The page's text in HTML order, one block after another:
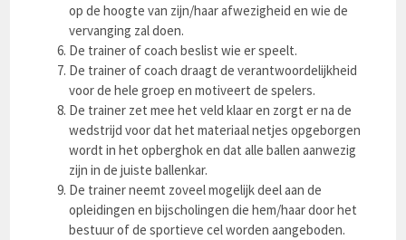
op de hoogte van zijn/haar afwezigheid en wie de
vervanging zal doen.
De trainer of coach beslist wie er speelt.
De trainer of coach draagt de verantwoordelijkheid
voor de hele groep en motiveert de spelers.
De trainer zet mee het veld klaar en zorgt er na de
wedstrijd voor dat het materiaal netjes opgeborgen
wordt in het opberghok en dat alle ballen aanwezig
zijn in de juiste ballenkar.
De trainer neemt zoveel mogelijk deel aan de
opleidingen en bijscholingen die hem/haar door het
bestuur of de sportieve cel worden aangeboden.